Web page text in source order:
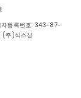
자등록번호:343-87-
(주)식스샵